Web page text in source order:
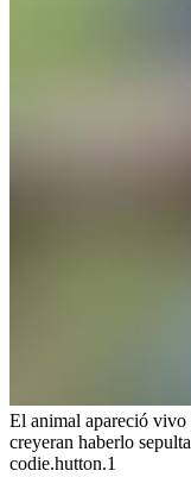
El animal apareció vivo
creyeran haberlo
codie.hutton.1